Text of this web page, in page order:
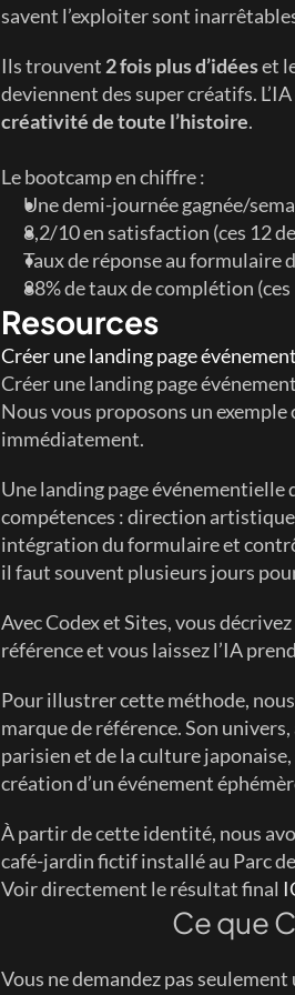
savent l’exploiter sont
Ils trouvent 2 fois plus d’idées et
deviennent des super créatifs.
créativité de toute l’histoire.
Le bootcamp en chiffre :
Une demi-journée gagnée/
8,2/10 en satisfaction (ces 12
Taux de réponse au formulaire
88% de taux de complétion
Resources
Créer une landing page
Créer une landing page
Nous vous proposons un exemple
immédiatement.
Une landing page
compétences : direction
intégration du formulaire et
il faut souvent plusieurs jours
Avec Codex et Sites, vous
référence et vous laissez l’IA
Pour illustrer cette méthode,
marque de référence. Son
parisien et de la culture
création d’un événement
À partir de cette identité, nous
café-jardin fictif installé au Parc
Voir directement le résultat final
Ce que
Vous ne demandez pas